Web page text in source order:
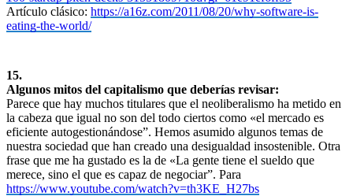
Artículo clásico: https://a16z.com/2011/08/20/why-software-is-
eating-the-world/
15.
Algunos mitos del capitalismo que deberías revisar:
Parece que hay muchos titulares que el neoliberalismo ha metido en
la cabeza que igual no son del todo ciertos como «el mercado es
eficiente autogestionándose”. Hemos asumido algunos temas de
nuestra sociedad que han creado una desigualdad insostenible. Otra
frase que me ha gustado es la de «La gente tiene el sueldo que
merece, sino el que es capaz de negociar”. Para
https://www.youtube.com/watch?v=th3KE_H27bs